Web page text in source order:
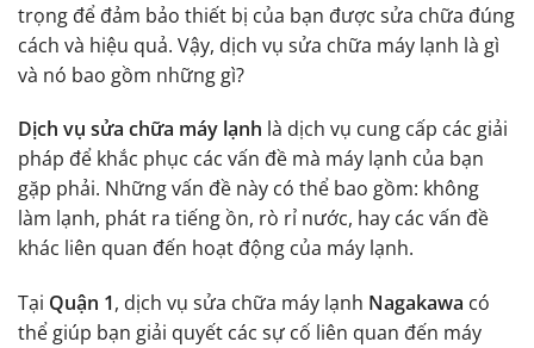
trọng để đảm bảo thiết bị của bạn được sửa chữa đúng
cách và hiệu quả. Vậy, dịch vụ sửa chữa máy lạnh là gì
và nó bao gồm những gì?
Dịch vụ sửa chữa máy lạnh là dịch vụ cung cấp các giải
pháp để khắc phục các vấn đề mà máy lạnh của bạn
gặp phải. Những vấn đề này có thể bao gồm: không
làm lạnh, phát ra tiếng ồn, rò rỉ nước, hay các vấn đề
khác liên quan đến hoạt động của máy lạnh.
Tại Quận 1, dịch vụ sửa chữa máy lạnh Nagakawa có
thể giúp bạn giải quyết các sự cố liên quan đến máy